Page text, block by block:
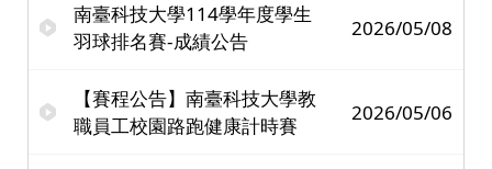
南臺科技大學114學年度學生
羽球排名賽-成績公告
2026/05/08
【賽程公告】南臺科技大學教
職員工校園路跑健康計時賽
2026/05/06